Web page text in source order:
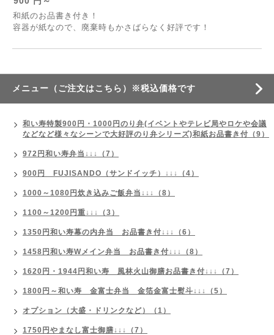
和紙のお品書き付き！
容器が紙なので、廃棄時もかさばらなく好評です！
メニュー（ご注文はこちら）※税込価格です
和い寿特製900円・1000円のり弁(イベントやテレビ局やロケや会議
などなど様々なシーンで大好評のり弁シリーズ)和紙お品書き付（9）
972円和い寿弁当↓↓↓（7）
900円 FUJISANDO（サンドイッチ）↓↓↓（4）
1000～1080円炊き込みご飯弁当↓↓↓（8）
1100～1200円重↓↓↓（3）
1350円和い寿幕の内弁当 お品書き付↓↓↓（6）
1458円和い寿Wメイン弁当 お品書き付↓↓↓（8）
1620円・1944円和い寿 風林火山御膳お品書き付↓↓↓（7）
1800円～和い寿 金富士弁当 金箔金富士熨斗↓↓↓（5）
オプション（大盛・ドリンクなど）（1）
1750円やまなし富士御膳↓↓↓（7）